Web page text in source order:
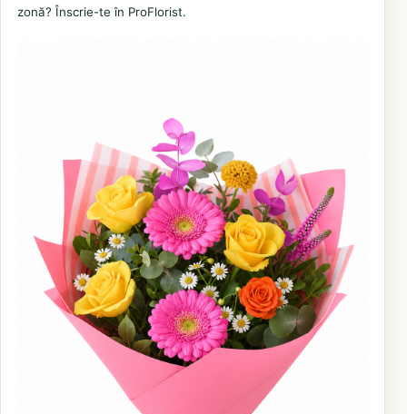
zonă? Înscrie-te în ProFlorist.